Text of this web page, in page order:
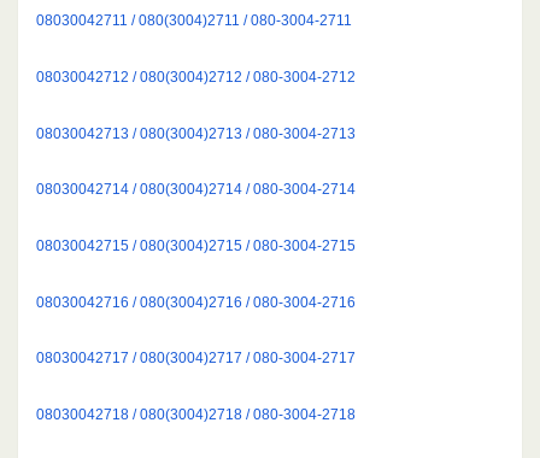
08030042711 / 080(3004)2711 / 080-3004-2711
08030042712 / 080(3004)2712 / 080-3004-2712
08030042713 / 080(3004)2713 / 080-3004-2713
08030042714 / 080(3004)2714 / 080-3004-2714
08030042715 / 080(3004)2715 / 080-3004-2715
08030042716 / 080(3004)2716 / 080-3004-2716
08030042717 / 080(3004)2717 / 080-3004-2717
08030042718 / 080(3004)2718 / 080-3004-2718